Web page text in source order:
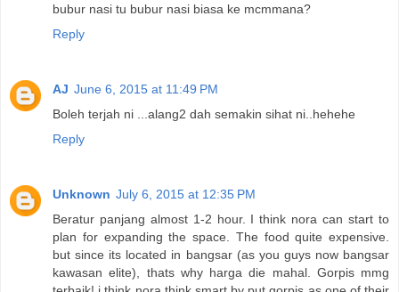
bubur nasi tu bubur nasi biasa ke mcmmana?
Reply
AJ June 6, 2015 at 11:49 PM
Boleh terjah ni ...alang2 dah semakin sihat ni..hehehe
Reply
Unknown July 6, 2015 at 12:35 PM
Beratur panjang almost 1-2 hour. I think nora can start to
plan for expanding the space. The food quite expensive.
but since its located in bangsar (as you guys now bangsar
kawasan elite), thats why harga die mahal. Gorpis mmg